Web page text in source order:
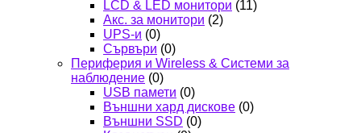
LCD & LED монитори (11)
Акс. за монитори (2)
UPS-и (0)
Сървъри (0)
Периферия и Wireless & Системи за
наблюдение (0)
USB памети (0)
Външни хард дискове (0)
Външни SSD (0)